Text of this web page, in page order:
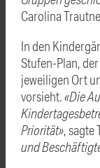
Carolina
In den
Stufen-Plan,
jeweiligen Ort
vorsieht.«Die
Priorität», sagte
und